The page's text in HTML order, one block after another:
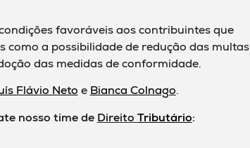
favoráveis aos contribuintes que
a possibilidade de redução das multas
das medidas de conformidade.
Flávio Neto e Bianca Colnago.
nosso time de Direito Tributário: